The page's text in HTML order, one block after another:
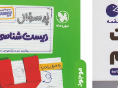
موجود